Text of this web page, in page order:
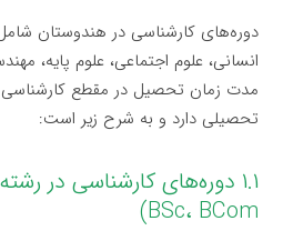
دوره‌های کارشناسی در هندوستان
انسانی، علوم اجتماعی، علوم پایه،
مدت زمان تحصیل در مقطع
تحصیلی دارد و به شرح زیر است:
BSc، BCom)